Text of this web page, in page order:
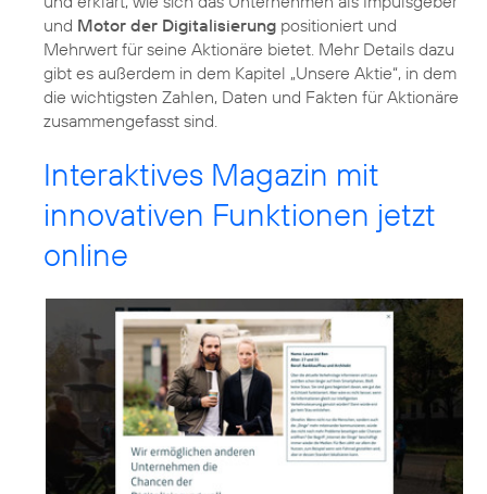
und Motor der Digitalisierung positioniert und
Mehrwert für seine Aktionäre bietet. Mehr Details dazu
gibt es außerdem in dem Kapitel „Unsere Aktie“, in dem
die wichtigsten Zahlen, Daten und Fakten für Aktionäre
zusammengefasst sind.
Interaktives Magazin mit
innovativen Funktionen jetzt
online